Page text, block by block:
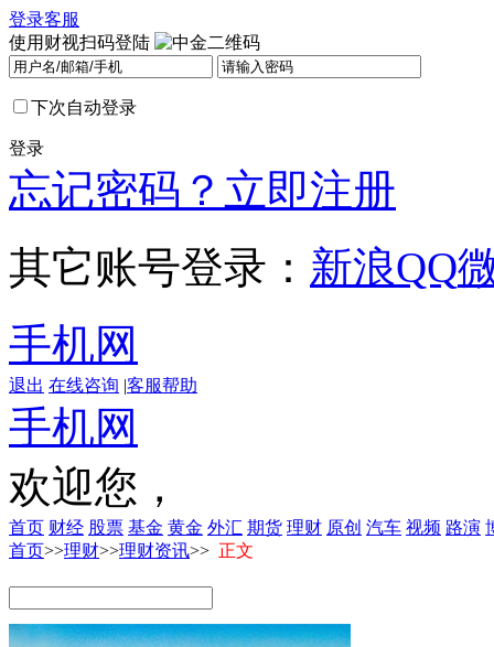
登录客服
使用财视扫码登陆
下次自动登录
登录
忘记密码？ 立即注册
其它账号登录： 新浪QQ
手机网
退出 在线咨询 |客服帮助
手机网
欢迎您，
首页 财经 股票 基金 黄金 外汇 期货 理财 原创 汽车 视频 路演
首页>>理财>>理财资讯>> 正文